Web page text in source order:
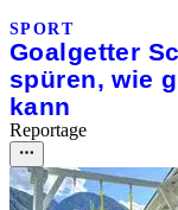
SPORT
Goalgetter
spüren, wie
kann
Reportage